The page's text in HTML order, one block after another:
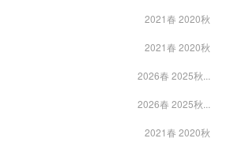
2021春 2020秋
2021春 2020秋
2026春 2025秋...
2026春 2025秋...
2021春 2020秋